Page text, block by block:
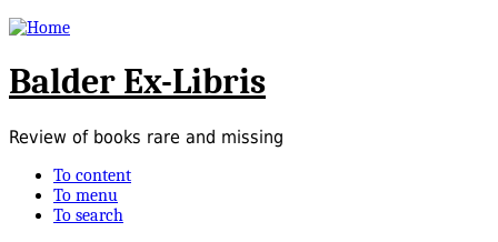
Balder Ex-Libris
Review of books rare and missing
To content
To menu
To search